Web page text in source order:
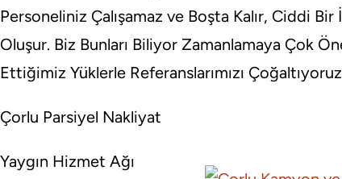
Personeliniz Çalışamaz ve Boşta Kalır, Ciddi
Oluşur. Biz Bunları Biliyor Zamanlamaya Çok
Ettiğimiz Yüklerle Referanslarımızı
Çorlu Parsiyel Nakliyat
Yaygın Hizmet Ağı